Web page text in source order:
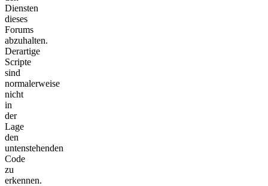
Diensten
dieses
Forums
abzuhalten.
Derartige
Scripte
sind
normalerweise
nicht
in
der
Lage
den
untenstehenden
Code
zu
erkennen.